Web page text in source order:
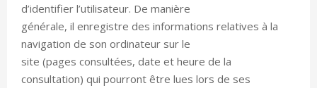
d’identifier l’utilisateur. De manière
générale, il enregistre des informations relatives à la
navigation de son ordinateur sur le
site (pages consultées, date et heure de la
consultation) qui pourront être lues lors de ses